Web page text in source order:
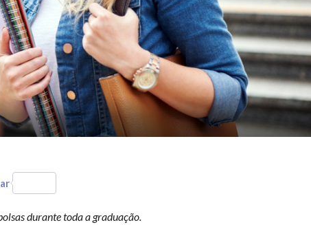
durante toda a graduação.